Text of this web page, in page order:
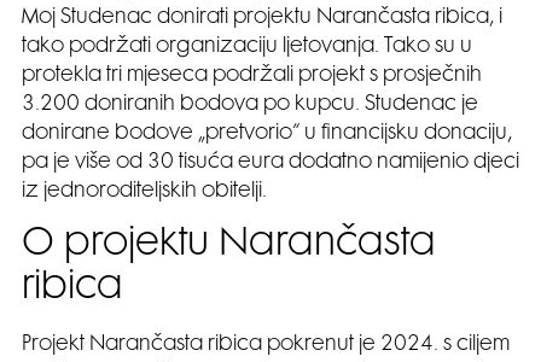
Moj Studenac donirati projektu Narančasta ribica, i
tako podržati organizaciju ljetovanja. Tako su u
protekla tri mjeseca podržali projekt s prosječnih
3.200 doniranih bodova po kupcu. Studenac je
donirane bodove „pretvorio“ u financijsku donaciju,
pa je više od 30 tisuća eura dodatno namijenio djeci
iz jednoroditeljskih obitelji.
O projektu Narančasta
ribica
Projekt Narančasta ribica pokrenut je 2024. s ciljem